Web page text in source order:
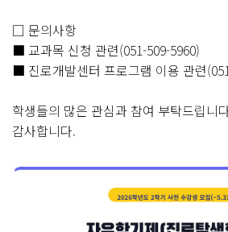
□ 문의사항
■ 교과목 신청 관련(051-509-5960)
■ 진로개발센터 프로그램 이용 관련
학생들의 많은 관심과 참여 부탁드립니
감사합니다.